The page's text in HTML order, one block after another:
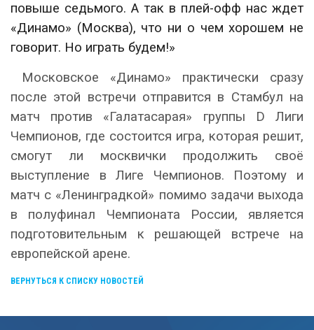
повыше седьмого. А так в плей-офф нас ждет
«Динамо» (Москва), что ни о чем хорошем не
говорит. Но играть будем!»
Московское «Динамо» практически сразу
после этой встречи отправится в Стамбул на
матч против «Галатасарая» группы D Лиги
Чемпионов, где состоится игра, которая решит,
смогут ли москвички продолжить своё
выступление в Лиге Чемпионов. Поэтому и
матч с «Ленинградкой» помимо задачи выхода
в полуфинал Чемпионата России, является
подготовительным к решающей встрече на
европейской арене.
ВЕРНУТЬСЯ К СПИСКУ НОВОСТЕЙ